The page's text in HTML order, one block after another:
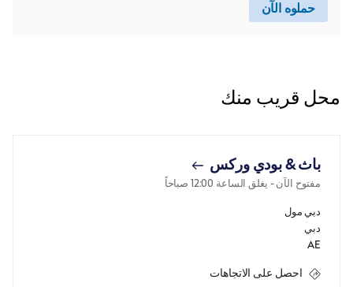
حملوه الآن
محل قريب منك
باث & بودي وركس
مفتوح الآن - يغلق الساعة 12:00 صباحاً
دبي مول
دبي
AE
احصل على الاتجاهات